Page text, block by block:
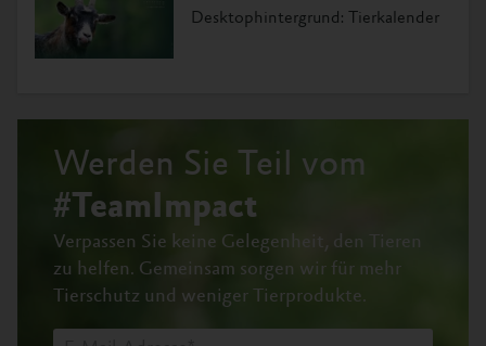
Desktophintergrund: Tierkalender
Werden Sie Teil vom
#TeamImpact
Verpassen Sie keine Gelegenheit, den Tieren
zu helfen. Gemeinsam sorgen wir für mehr
Tierschutz und weniger Tierprodukte.